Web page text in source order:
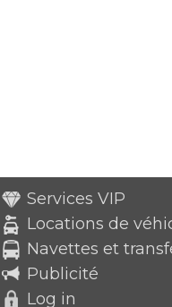
Services VIP
Locations de
Navettes et
Publicité
Log in